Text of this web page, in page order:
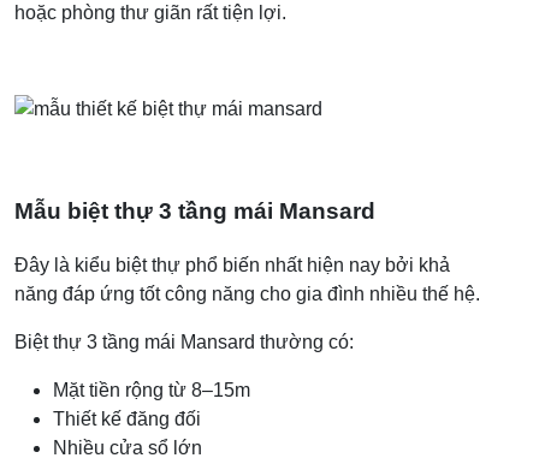
hoặc phòng thư giãn rất tiện lợi.
Mẫu biệt thự 3 tầng mái Mansard
Đây là kiểu biệt thự phổ biến nhất hiện nay bởi khả
năng đáp ứng tốt công năng cho gia đình nhiều thế hệ.
Biệt thự 3 tầng mái Mansard thường có:
Mặt tiền rộng từ 8–15m
Thiết kế đăng đối
Nhiều cửa sổ lớn